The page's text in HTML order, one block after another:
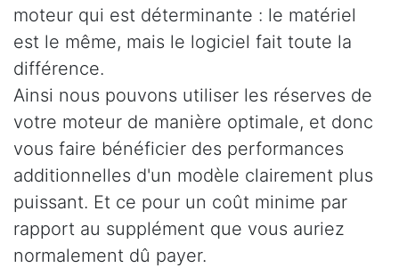
moteur qui est déterminante : le matériel
est le même, mais le logiciel fait toute la
différence.
Ainsi nous pouvons utiliser les réserves de
votre moteur de manière optimale, et donc
vous faire bénéficier des performances
additionnelles d'un modèle clairement plus
puissant. Et ce pour un coût minime par
rapport au supplément que vous auriez
normalement dû payer.